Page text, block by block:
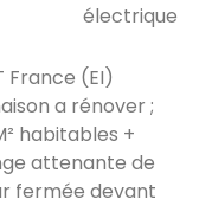
électrique
France (EI)
a rénover ;
habitables +
attenante de
fermée devant